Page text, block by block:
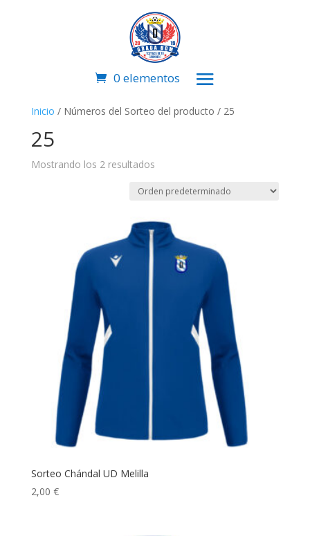
0 elementos
Inicio / Números del Sorteo del producto / 25
25
Mostrando los 2 resultados
Sorteo Chándal UD Melilla
2,00 €